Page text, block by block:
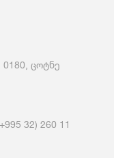
ცოტნე
32) 260 11